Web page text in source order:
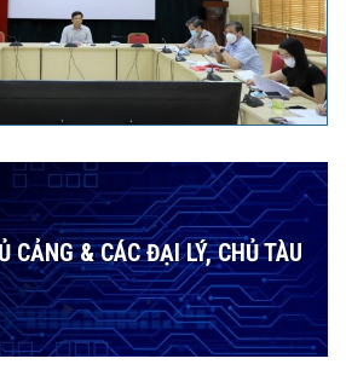
CẢNG & CÁC ĐẠI LÝ, CHỦ TÀU